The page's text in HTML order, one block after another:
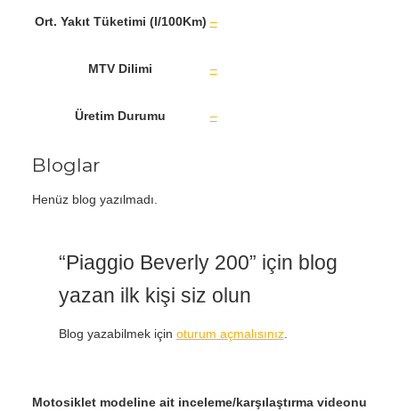
Ort. Yakıt Tüketimi (l/100Km) –
MTV Dilimi –
Üretim Durumu –
Bloglar
Henüz blog yazılmadı.
“Piaggio Beverly 200” için blog
yazan ilk kişi siz olun
Blog yazabilmek için oturum açmalısınız.
Motosiklet modeline ait inceleme/karşılaştırma videonu